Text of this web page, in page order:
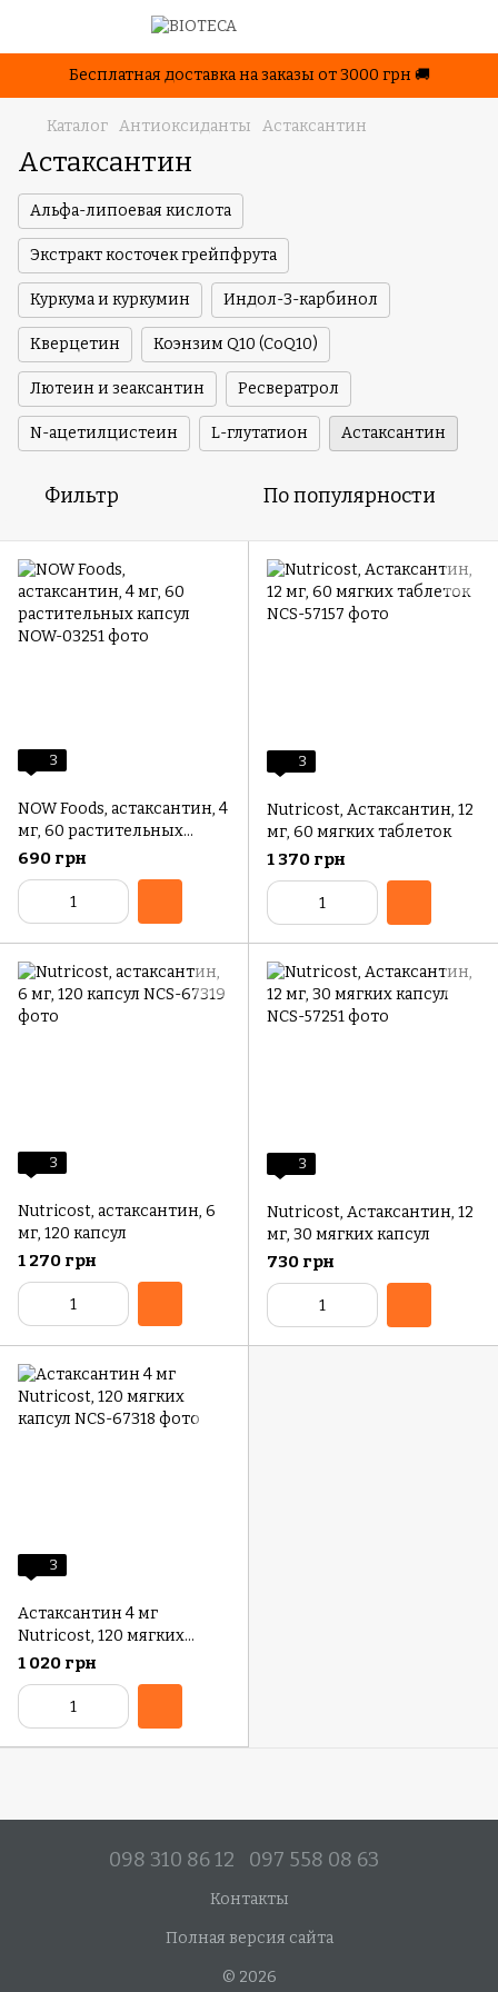
Бесплатная доставка на заказы от 3000 грн 🚚
Каталог Антиоксиданты Астаксантин
Астаксантин
Альфа-липоевая кислота
Экстракт косточек грейпфрута
Куркума и куркумин Индол-3-карбинол
Кверцетин Коэнзим Q10 (CoQ10)
Лютеин и зеаксантин Ресвератрол
N-ацетилцистеин L-глутатион Астаксантин
Фильтр По популярности
3
NOW Foods, астаксантин, 4
мг, 60 растительных
капсул
690 грн
3
Nutricost, Астаксантин, 12
мг, 60 мягких таблеток
1 370 грн
3
Nutricost, астаксантин, 6
мг, 120 капсул
1 270 грн
3
Nutricost, Астаксантин, 12
мг, 30 мягких капсул
730 грн
3
Астаксантин 4 мг
Nutricost, 120 мягких
капсул
1 020 грн
098 310 86 12 097 558 08 63
Контакты
Полная версия сайта
© 2026